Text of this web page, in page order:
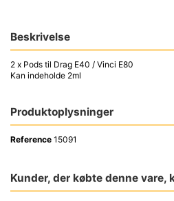
Beskrivelse
2 x Pods til Drag E40 / Vinci E80
Kan indeholde 2ml
Produktoplysninger
Reference 15091
Kunder, der købte denne vare,